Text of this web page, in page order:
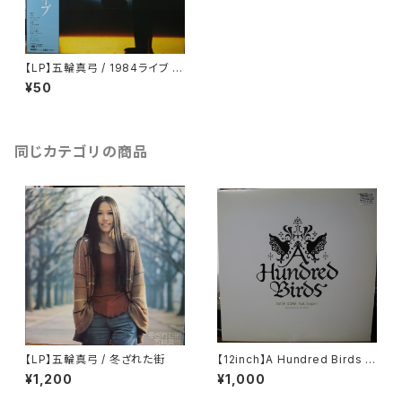
【LP】五輪真弓 / 1984ライブ 熱
いさよなら
¥50
同じカテゴリの商品
【LP】五輪真弓 / 冬ざれた街
¥1,200
【12inch】A Hundred Birds F
eat. Sugami / Amar Gora
¥1,000